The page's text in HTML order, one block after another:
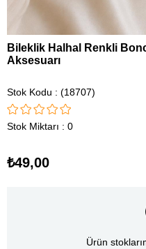
Bileklik Halhal Renkli
Aksesuarı
Stok Kodu (18707)
Stok Miktarı : 0
₺49,00
Ürün